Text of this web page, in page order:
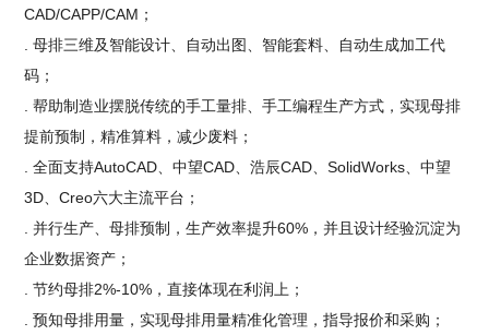
CAD/CAPP/CAM；
. 母排三维及智能设计、自动出图、智能套料、自动生成加工代
码；
. 帮助制造业摆脱传统的手工量排、手工编程生产方式，实现母排
提前预制，精准算料，减少废料；
. 全面支持AutoCAD、中望CAD、浩辰CAD、SolidWorks、中望
3D、Creo六大主流平台；
. 并行生产、母排预制，生产效率提升60%，并且设计经验沉淀为
企业数据资产；
. 节约母排2%-10%，直接体现在利润上；
. 预知母排用量，实现母排用量精准化管理，指导报价和采购；